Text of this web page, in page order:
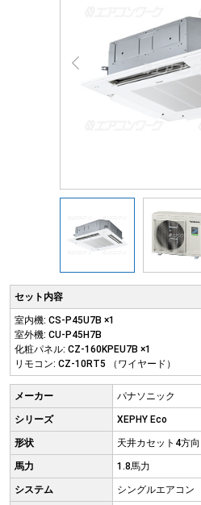
セット内容
室内機: CS-P45U7B ×1
室外機: CU-P45H7B
化粧パネル: CZ-160KPEU7B ×1
リモコン: CZ-10RT5 （ワイヤード）
メーカー パナソニック
シリーズ XEPHY Eco
形状 天井カセット4方向
馬力 1.8馬力
システム シングルエアコン